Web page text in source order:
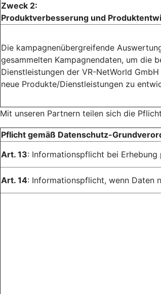
Zweck 2:
Produktverbesserung und
Die kampagnenübergreifende
gesammelten Kampagnendaten, um die
Dienstleistungen der VR-NetWorld
neue Produkte/Dienstleistungen zu
Mit unseren Partnern teilen sich die
Pflicht gemäß Datenschutz-
Art. 13: Informationspflicht bei Erhebung
Art. 14: Informationspflicht, wenn Daten